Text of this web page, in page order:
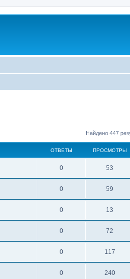
Найдено 447
ОТВЕТЫ ПРОСМОТРЫ
0 53
0 59
0 13
0 72
0 117
0 240